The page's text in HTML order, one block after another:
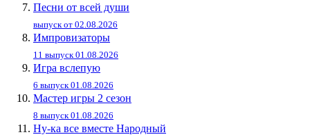
Песни от всей души
выпуск от 02.08.2026
Импровизаторы
11 выпуск 01.08.2026
Игра вслепую
6 выпуск 01.08.2026
Мастер игры 2 сезон
8 выпуск 01.08.2026
Ну-ка все вместе Народный